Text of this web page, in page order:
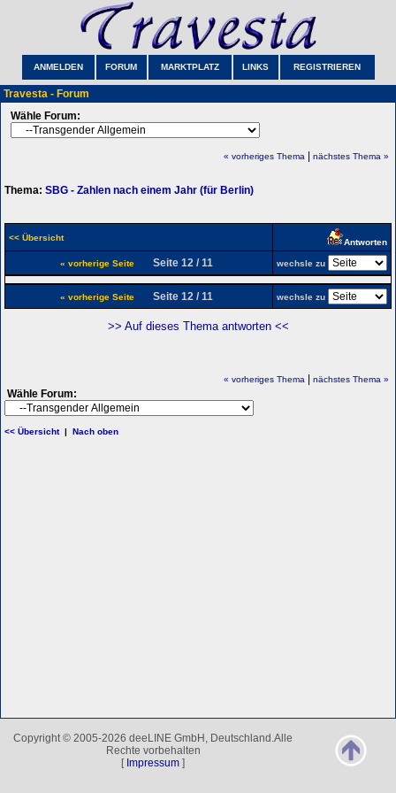
ANMELDEN FORUM MARKTPLATZ LINKS REGISTRIEREN
Travesta - Forum
Wähle Forum:
« vorheriges Thema nächstes Thema »
Thema: SBG - Zahlen nach einem Jahr (für Berlin)
<< Übersicht Antworten
« vorherige SeiteSeite 12 / 11 wechsle zu
« vorherige SeiteSeite 12 / 11 wechsle zu
>> Auf dieses Thema antworten <<
« vorheriges Thema nächstes Thema »
Wähle Forum:
<< Übersicht| Nach oben
Copyright © 2005-2026 deeLINE GmbH, Deutschland.Alle
Rechte vorbehalten
[ Impressum ]